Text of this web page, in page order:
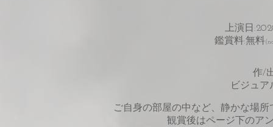
上演日
​鑑賞料:無料
作/
ビジュ
ご自身の部屋の中など、静かな場所
観賞後はページ下のア